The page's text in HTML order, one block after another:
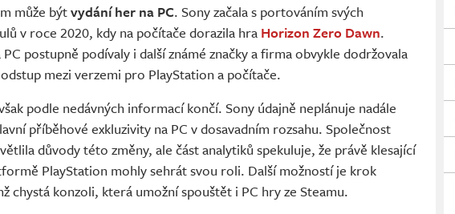
může býtvydání her na PC. Sony začala s portováním svých
v roce 2020, kdy na počítače dorazila hra Horizon Zero Dawn.
PC postupně podívaly i další známé značky a firma obvykle dodržovala
mezi verzemi pro PlayStation a počítače.
podle nedávných informací končí. Sony údajně neplánuje nadále
příběhové exkluzivity na PC v dosavadním rozsahu. Společnost
důvody této změny, ale část analytiků spekuluje, že právě klesající
PlayStation mohly sehrát svou roli. Další možností je krok
chystá konzoli, která umožní spouštět i PC hry ze Steamu.